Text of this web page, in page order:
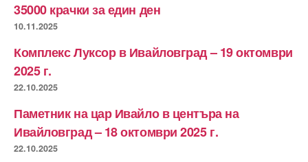
35000 крачки за един ден
10.11.2025
Комплекс Луксор в Ивайловград – 19 октомври
2025 г.
22.10.2025
Паметник на цар Ивайло в центъра на
Ивайловград – 18 октомври 2025 г.
22.10.2025